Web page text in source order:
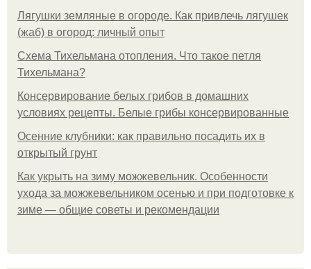
Лягушки земляные в огороде. Как привлечь лягушек
(жаб) в огород: личный опыт
Схема Тихельмана отопления. Что такое петля
Тихельмана?
Консервирование белых грибов в домашних
условиях рецепты. Белые грибы консервированные
Осенние клубники: как правильно посадить их в
открытый грунт
Как укрыть на зиму можжевельник. Особенности
ухода за можжевельником осенью и при подготовке к
зиме — общие советы и рекомендации